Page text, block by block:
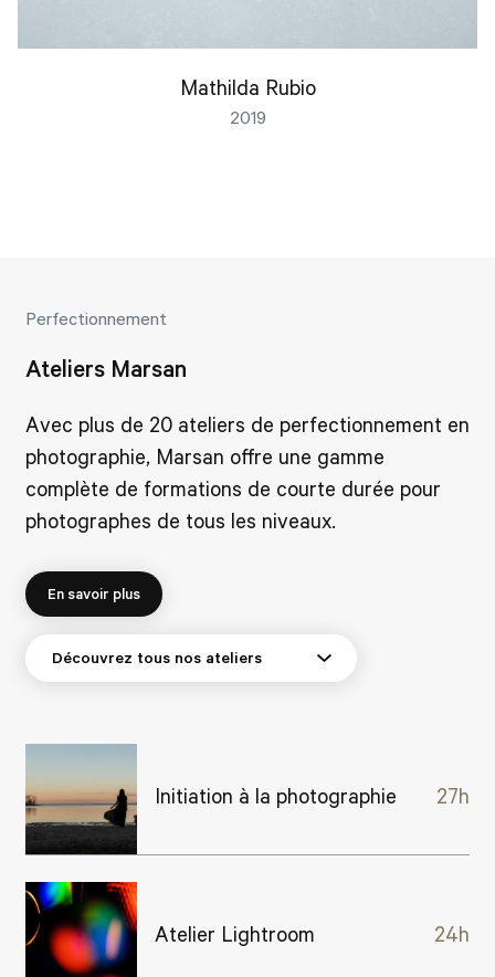
Mathilda Rubio
2019
Perfectionnement
Ateliers Marsan
Avec plus de 20 ateliers de perfectionnement en
photographie, Marsan offre une gamme
complète de formations de courte durée pour
photographes de tous les niveaux.
En savoir plus
Initiation à la photographie 27h
Atelier Lightroom 24h